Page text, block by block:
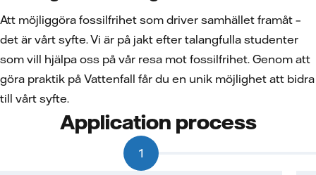
Att möjliggöra fossilfrihet som driver samhället framåt –
det är vårt syfte. Vi är på jakt efter talangfulla studenter
som vill hjälpa oss på vår resa mot fossilfrihet. Genom att
göra praktik på Vattenfall får du en unik möjlighet att bidra
till vårt syfte.
Application process
1